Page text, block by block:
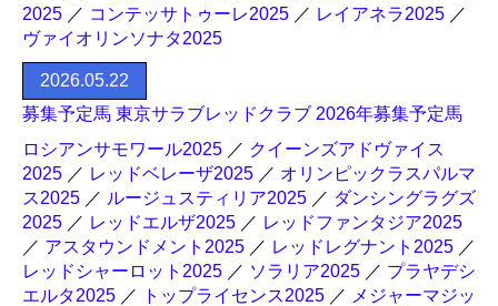
2025 ／ コンテッサトゥーレ2025 ／ レイアネラ2025 ／
ヴァイオリンソナタ2025
2026.05.22
募集予定馬 東京サラブレッドクラブ 2026年募集予定馬
ロシアンサモワール2025 ／ クイーンズアドヴァイス
2025 ／ レッドベレーザ2025 ／ オリンピックラスパルマ
ス2025 ／ ルージュスティリア2025 ／ ダンシングラグズ
2025 ／ レッドエルザ2025 ／ レッドファンタジア2025
／ アスタウンドメント2025 ／ レッドレグナント2025 ／
レッドシャーロット2025 ／ ソラリア2025 ／ プラヤデシ
エルタ2025 ／ トップライセンス2025 ／ メジャーマジッ